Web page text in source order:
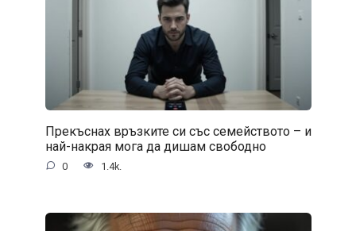
Прекъснах връзките си със семейството – и
най-накрая мога да дишам свободно
0 1.4k.